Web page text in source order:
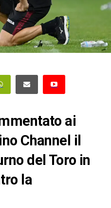
ai
Channel il
del Toro in
la